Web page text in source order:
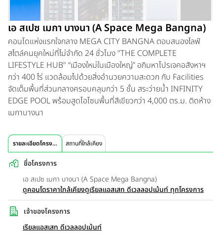
เอ สเปซ เมกา บางนา (A Space Mega Bangna)
คอนโดแห่งแรกใจกลาง MEGA CITY BANGNA ตอบสนองไลฟ์
สไตล์คนยุคใหม่ที่ไม่จำกัด 24 ชั่วโมง "THE COMPLETE
LIFESTYLE HUB" “เมืองใหม่ในเมืองใหญ่” อภิมหาโปรเจคอสังหาฯ
กว่า 400 ไร่ แวดล้อมไปด้วยสิ่งอำนวยความสะดวก กับ Facilities
จัดเต็มพื้นที่ส่วนกลางครอบคลุมกว่า 5 ชั้น สระว่ายน้ำ INFINITY
EDGE POOL พร้อมสูดโอโซนพื้นที่สีเขียวกว่า 4,000 ตร.ม. ติดห้าง
เมกาบางนา
รายละเอียดโครงการ สถานที่ใกล้เคียง
ชื่อโครงการ
เอ สเปซ เมกา บางนา (A Space Mega Bangna)
ดูคอนโดราคาใกล้เคียงดูเรียลแอสเสท ดีเวลลอปเม้นท์ ทุกโครงการ
เจ้าของโครงการ
เรียลแอสเสท ดีเวลลอปเม้นท์